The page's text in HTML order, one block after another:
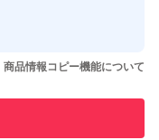
させた実績があります
績があります
商品情報コピー機能について